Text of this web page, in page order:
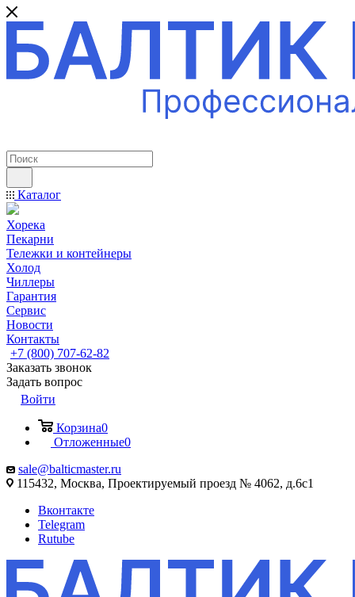
Каталог
Хорека
Пекарни
Тележки и контейнеры
Холод
Чиллеры
Гарантия
Сервис
Новости
Контакты
+7 (800) 707-62-82
Заказать звонок
Задать вопрос
Войти
Корзина0
Отложенные0
sale@balticmaster.ru
115432, Москва, Проектируемый проезд № 4062, д.6с1
Вконтакте
Telegram
Rutube